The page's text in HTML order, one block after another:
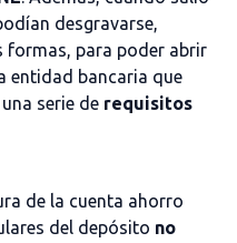
desgravarse,
formas, para poder abrir
entidad bancaria que
serie de requisitos
de la cuenta ahorro
del depósito no